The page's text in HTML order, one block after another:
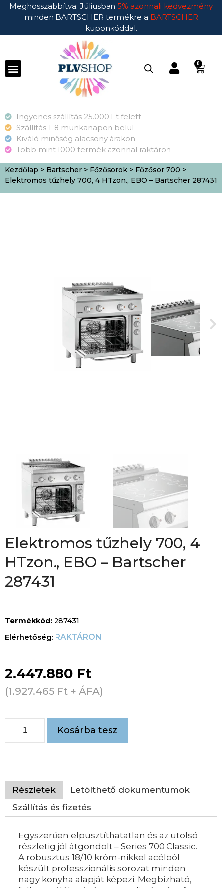
Meghosszabbítva: Júliusban 5% azonnali kedvezmény
minden BARTSCHER termékre a BARTSCHER
kuponkóddal.
0
Ingyenes szállítás 25.000 Ft felett
Szállítás 1-8 munkanapon belül
Kiváló minőség alacsony árakon
Több mint 1000 termék azonnal raktáron
Kezdőlap > Bartscher > Főzősorok > Főzősor 700 >
Elektromos tűzhely 700, 4 HTzon., EBO – Bartscher 287431
Elektromos tűzhely 700, 4
HTzon., EBO – Bartscher
287431
Termékkód: 287431
RAKTÁRON
2.447.880 Ft
(1.927.465 Ft + ÁFA)
Kosárba tesz
Részletek
Letölthető dokumentumok
Szállítás és fizetés
Egyszerűen elpusztíthatatlan és az utolsó
részletig jól átgondolt – Series 700 Classic.
A robusztus 18/10 króm-nikkel acélból
készült professzionális sorozat minden
nagy konyha alapját képezi. Megbízható,